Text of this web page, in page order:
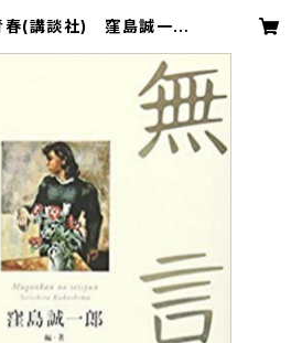
春(講談社) 窪島誠一郎